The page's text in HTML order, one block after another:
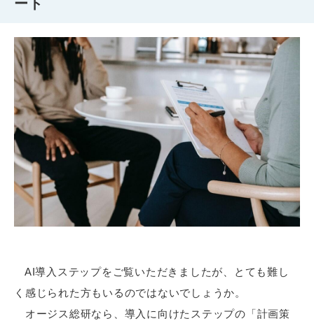
ート
AI導入ステップをご覧いただきましたが、とても難し
く感じられた方もいるのではないでしょうか。
オージス総研なら、導入に向けたステップの「計画策